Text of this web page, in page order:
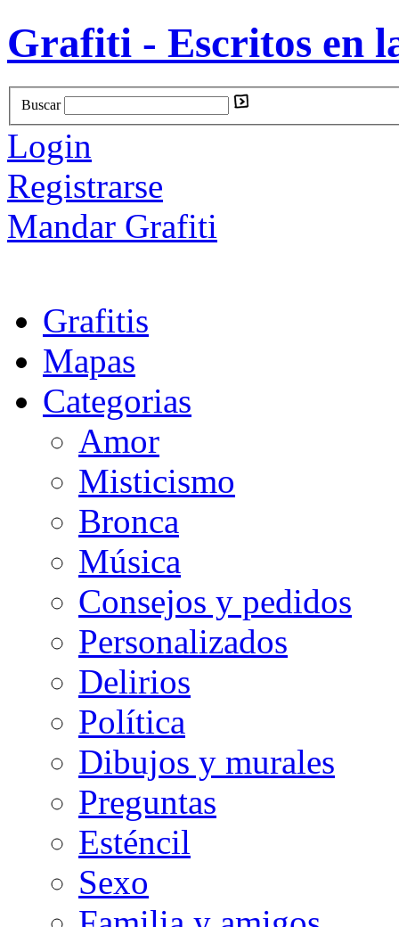
Grafiti - Escritos en
Buscar
Login
Registrarse
Mandar Grafiti
Grafitis
Mapas
Categorias
Amor
Misticismo
Bronca
Música
Consejos y pedidos
Personalizados
Delirios
Política
Dibujos y murales
Preguntas
Esténcil
Sexo